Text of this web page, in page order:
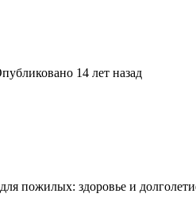
14 лет назад
пожилых: здоровье и